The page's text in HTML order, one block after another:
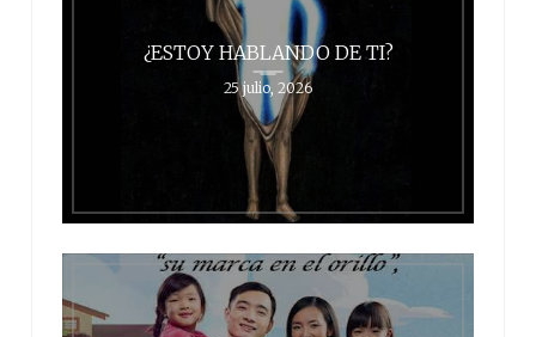
¿ESTOY HABLANDO DE TI?
25 julio, 2026